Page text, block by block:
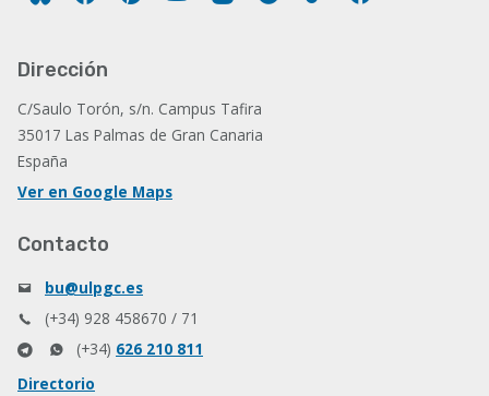
Dirección
C/Saulo Torón, s/n. Campus Tafira
35017 Las Palmas de Gran Canaria
España
Ver en Google Maps
Contacto
bu@ulpgc.es
(+34) 928 458670 / 71
(+34) 626 210 811
Directorio